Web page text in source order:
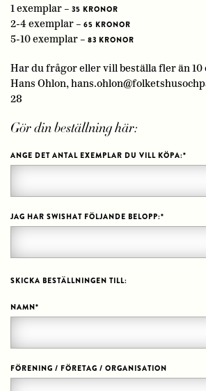
1 exemplar – 35 KRONOR
2-4 exemplar – 65 KRONOR
5-10 exemplar – 83 KRONOR
Har du frågor eller vill beställa fler än
Hans Ohlon,
28
Gör din beställning här:
ANGE DET ANTAL EXEMPLAR DU VILL KÖPA:*
JAG HAR SWISHAT FÖLJANDE BELOPP:*
SKICKA BESTÄLLNINGEN TILL:
NAMN*
FÖRENING / FÖRETAG / ORGANISATION